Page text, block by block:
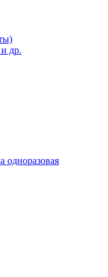
др.
одноразовая